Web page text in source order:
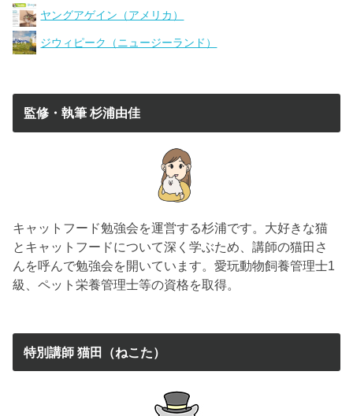
ヤングアゲイン（アメリカ）
ジウィピーク（ニュージーランド）
監修・執筆 杉浦由佳
キャットフード勉強会を運営する杉浦です。大好きな猫
とキャットフードについて深く学ぶため、講師の猫田さ
んを呼んで勉強会を開いています。愛玩動物飼養管理士1
級、ペット栄養管理士等の資格を取得。
特別講師 猫田（ねこた）